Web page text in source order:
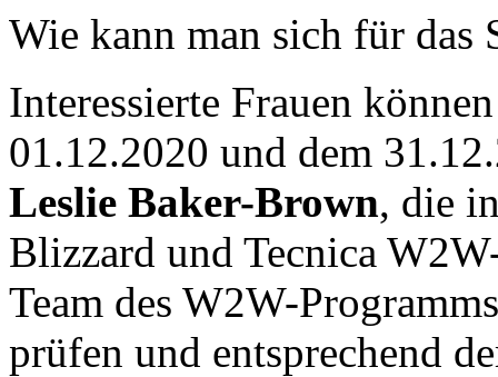
Wie kann man sich für das
Interessierte Frauen
01.12.2020 und dem
Leslie Baker-Brown, die
Blizzard und Tecnica
Team des W2W-
prüfen und entsprechend